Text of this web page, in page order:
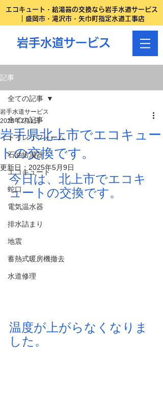
エコキュート・給湯器の交換なら岩手水道サービス
｜盛岡市・滝沢市・矢巾町指定水道工事店
岩手水道サービス
記事
全ての記事
トイレリフォーム
石油給湯器
エコキュート
蛇口
電気温水器
排水詰まり
地震
蓄熱式暖房機撤去
水道修理
全ての記事
岩手県北上市でエコキュー
トの交換です。
岩手水道サービス
2025年2月1日
更新日： 2025年5月9日
今日は、北上市でエコキ
ュートの交換です。
温度が上がらなくなりま
した。